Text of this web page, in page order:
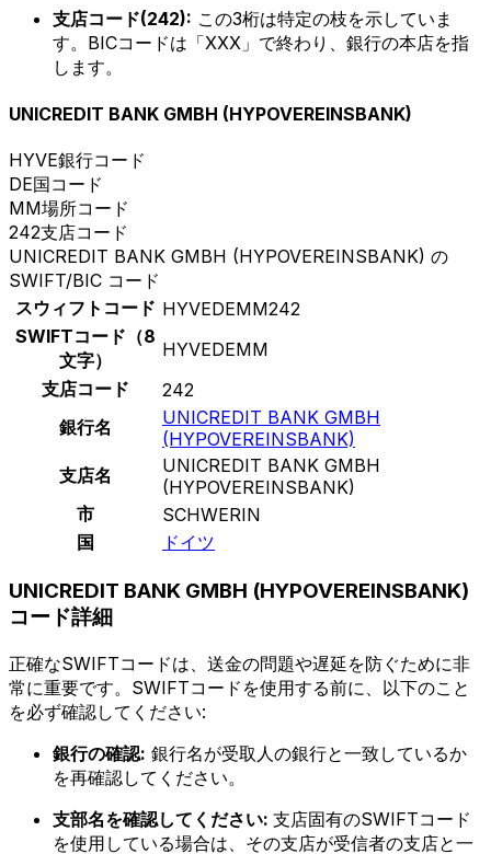
支店コード(242): この3桁は特定の枝を示していま
す。BICコードは「XXX」で終わり、銀行の本店を指
します。
UNICREDIT BANK GMBH (HYPOVEREINSBANK)
HYVE銀行コード
DE国コード
MM場所コード
242支店コード
UNICREDIT BANK GMBH (HYPOVEREINSBANK) の
SWIFT/BIC コード
スウィフトコード HYVEDEMM242
SWIFTコード（8
文字）
HYVEDEMM
支店コード
242
銀行名
UNICREDIT BANK GMBH
(HYPOVEREINSBANK)
支店名
UNICREDIT BANK GMBH
(HYPOVEREINSBANK)
市
SCHWERIN
国
ドイツ
UNICREDIT BANK GMBH (HYPOVEREINSBANK)
コード詳細
正確なSWIFTコードは、送金の問題や遅延を防ぐために非
常に重要です。SWIFTコードを使用する前に、以下のこと
を必ず確認してください:
銀行の確認: 銀行名が受取人の銀行と一致しているか
を再確認してください。
支部名を確認してください: 支店固有のSWIFTコード
を使用している場合は、その支店が受信者の支店と一